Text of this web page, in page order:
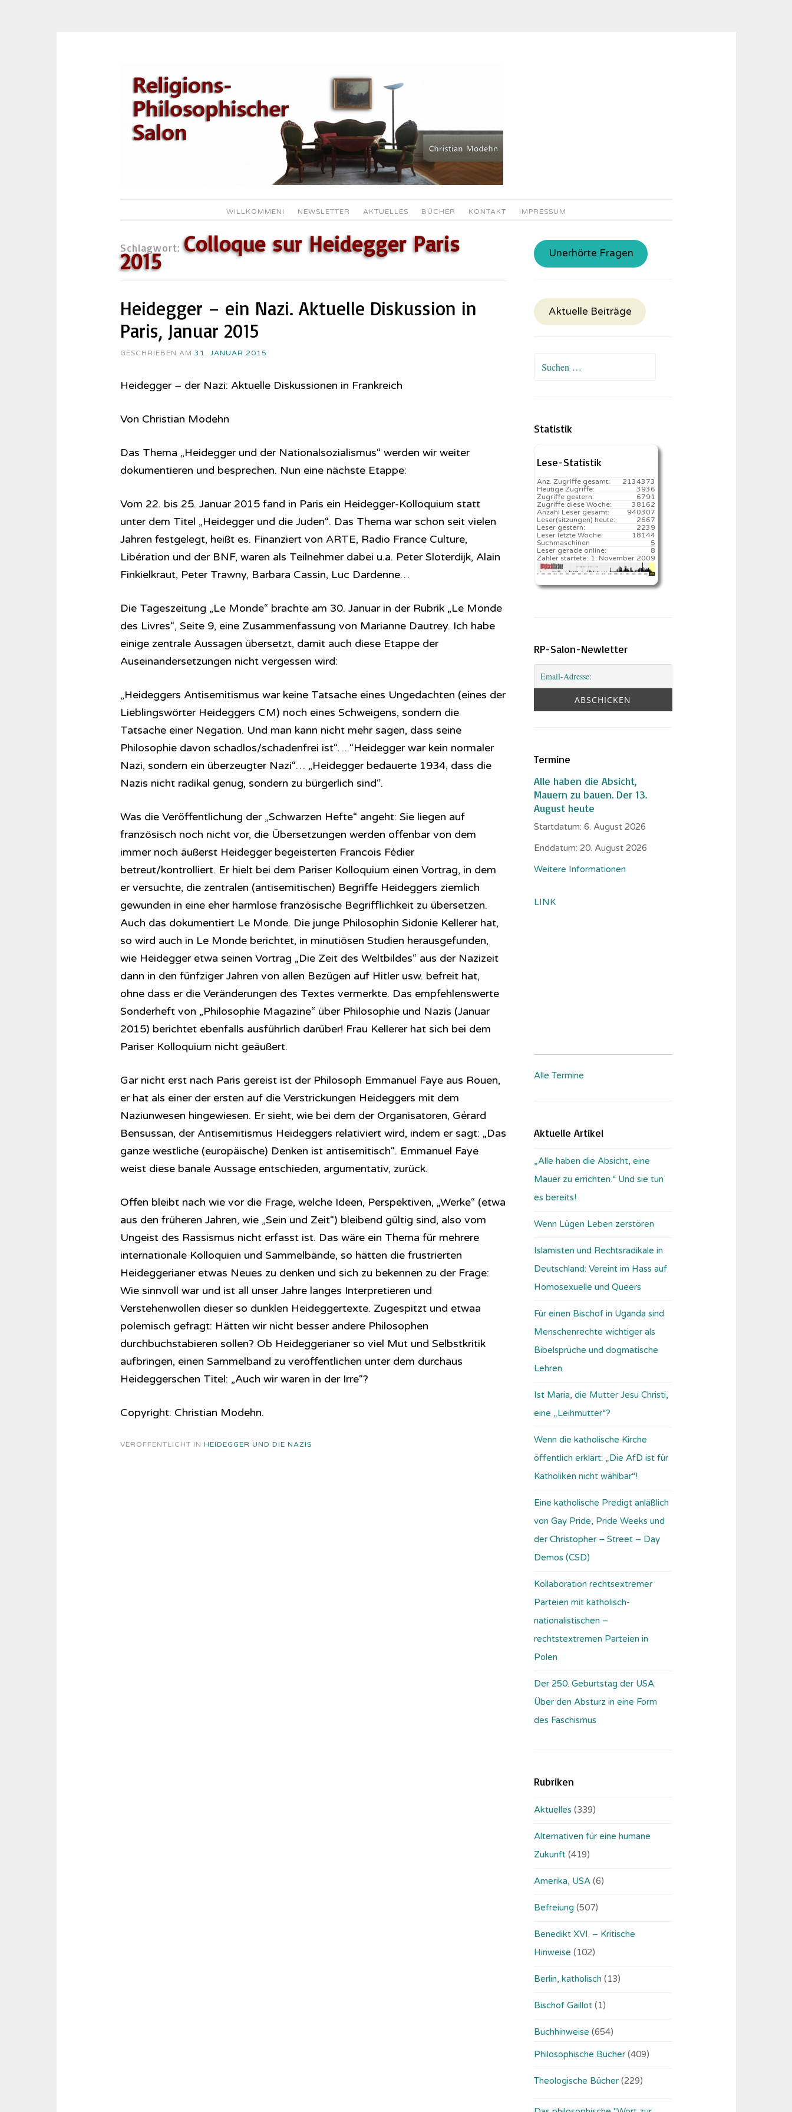
Inhalt
springen
WILLKOMMEN! NEWSLETTER AKTUELLES BÜCHER KONTAKT IMPRESSUM
Schlagwort:Colloque sur Heidegger Paris
2015
Heidegger – ein Nazi. Aktuelle Diskussion in
Paris, Januar 2015
GESCHRIEBEN AM 31. JANUAR 2015
Heidegger – der Nazi: Aktuelle Diskussionen in Frankreich
Von Christian Modehn
Das Thema „Heidegger und der Nationalsozialismus“ werden wir weiter
dokumentieren und besprechen. Nun eine nächste Etappe:
Vom 22. bis 25. Januar 2015 fand in Paris ein Heidegger-Kolloquium statt
unter dem Titel „Heidegger und die Juden“. Das Thema war schon seit vielen
Jahren festgelegt, heißt es. Finanziert von ARTE, Radio France Culture,
Libération und der BNF, waren als Teilnehmer dabei u.a. Peter Sloterdijk, Alain
Finkielkraut, Peter Trawny, Barbara Cassin, Luc Dardenne…
Die Tageszeitung „Le Monde“ brachte am 30. Januar in der Rubrik „Le Monde
des Livres“, Seite 9, eine Zusammenfassung von Marianne Dautrey. Ich habe
einige zentrale Aussagen übersetzt, damit auch diese Etappe der
Auseinandersetzungen nicht vergessen wird:
„Heideggers Antisemitismus war keine Tatsache eines Ungedachten (eines der
Lieblingswörter Heideggers CM) noch eines Schweigens, sondern die
Tatsache einer Negation. Und man kann nicht mehr sagen, dass seine
Philosophie davon schadlos/schadenfrei ist“….“Heidegger war kein normaler
Nazi, sondern ein überzeugter Nazi“… „Heidegger bedauerte 1934, dass die
Nazis nicht radikal genug, sondern zu bürgerlich sind“.
Was die Veröffentlichung der „Schwarzen Hefte“ angeht: Sie liegen auf
französisch noch nicht vor, die Übersetzungen werden offenbar von dem
immer noch äußerst Heidegger begeisterten Francois Fédier
betreut/kontrolliert. Er hielt bei dem Pariser Kolloquium einen Vortrag, in dem
er versuchte, die zentralen (antisemitischen) Begriffe Heideggers ziemlich
gewunden in eine eher harmlose französische Begrifflichkeit zu übersetzen.
Auch das dokumentiert Le Monde. Die junge Philosophin Sidonie Kellerer hat,
so wird auch in Le Monde berichtet, in minutiösen Studien herausgefunden,
wie Heidegger etwa seinen Vortrag „Die Zeit des Weltbildes“ aus der Nazizeit
dann in den fünfziger Jahren von allen Bezügen auf Hitler usw. befreit hat,
ohne dass er die Veränderungen des Textes vermerkte. Das empfehlenswerte
Sonderheft von „Philosophie Magazine“ über Philosophie und Nazis (Januar
2015) berichtet ebenfalls ausführlich darüber! Frau Kellerer hat sich bei dem
Pariser Kolloquium nicht geäußert.
Gar nicht erst nach Paris gereist ist der Philosoph Emmanuel Faye aus Rouen,
er hat als einer der ersten auf die Verstrickungen Heideggers mit dem
Naziunwesen hingewiesen. Er sieht, wie bei dem der Organisatoren, Gérard
Bensussan, der Antisemitismus Heideggers relativiert wird, indem er sagt: „Das
ganze westliche (europäische) Denken ist antisemitisch“. Emmanuel Faye
weist diese banale Aussage entschieden, argumentativ, zurück.
Offen bleibt nach wie vor die Frage, welche Ideen, Perspektiven, „Werke“ (etwa
aus den früheren Jahren, wie „Sein und Zeit“) bleibend gültig sind, also vom
Ungeist des Rassismus nicht erfasst ist. Das wäre ein Thema für mehrere
internationale Kolloquien und Sammelbände, so hätten die frustrierten
Heideggerianer etwas Neues zu denken und sich zu bekennen zu der Frage:
Wie sinnvoll war und ist all unser Jahre langes Interpretieren und
Verstehenwollen dieser so dunklen Heideggertexte. Zugespitzt und etwaa
polemisch gefragt: Hätten wir nicht besser andere Philosophen
durchbuchstabieren sollen? Ob Heideggerianer so viel Mut und Selbstkritik
aufbringen, einen Sammelband zu veröffentlichen unter dem durchaus
Heideggerschen Titel: „Auch wir waren in der Irre“?
Copyright: Christian Modehn.
VERÖFFENTLICHT IN HEIDEGGER UND DIE NAZIS
Unerhörte Fragen
Aktuelle Beiträge
Suchen
Statistik
Lese-Statistik
2134373
Anz. Zugriffe gesamt:
3936
Heutige Zugriffe:
6791
Zugriffe gestern:
38162
Zugriffe diese Woche:
940307
Anzahl Leser gesamt:
2667️
Leser(sitzungen) heute:
2239
Leser gestern:
18144️
Leser letzte Woche:
5
Suchmaschinen
8
Leser gerade online:
1. November 2009
Zähler startete:
RP-Salon-Newletter
Termine
Alle haben die Absicht,
Mauern zu bauen. Der 13.
August heute
Startdatum:6. August 2026
Enddatum: 20. August 2026
Weitere Informationen
LINK
Alle Termine
Aktuelle Artikel
„Alle haben die Absicht, eine
Mauer zu errichten.“ Und sie tun
es bereits!
Wenn Lügen Leben zerstören
Islamisten und Rechtsradikale in
Deutschland: Vereint im Hass auf
Homosexuelle und Queers
Für einen Bischof in Uganda sind
Menschenrechte wichtiger als
Bibelsprüche und dogmatische
Lehren
Ist Maria, die Mutter Jesu Christi,
eine „Leihmutter“?
Wenn die katholische Kirche
öffentlich erklärt: „Die AfD ist für
Katholiken nicht wählbar“!
Eine katholische Predigt anläßlich
von Gay Pride, Pride Weeks und
der Christopher – Street – Day
Demos (CSD)
Kollaboration rechtsextremer
Parteien mit katholisch-
nationalistischen –
rechtstextremen Parteien in
Polen
Der 250. Geburtstag der USA:
Über den Absturz in eine Form
des Faschismus
Rubriken
Aktuelles (339)
Alternativen für eine humane
Zukunft (419)
Amerika, USA (6)
Befreiung (507)
Benedikt XVI. – Kritische
Hinweise (102)
Berlin, katholisch (13)
Bischof Gaillot (1)
Buchhinweise (654)
Philosophische Bücher (409)
Theologische Bücher (229)